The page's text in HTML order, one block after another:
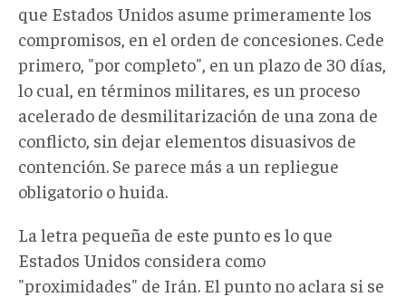
que Estados Unidos asume primeramente los
compromisos, en el orden de concesiones. Cede
primero, "por completo", en un plazo de 30 días,
lo cual, en términos militares, es un proceso
acelerado de desmilitarización de una zona de
conflicto, sin dejar elementos disuasivos de
contención. Se parece más a un repliegue
obligatorio o huida.
La letra pequeña de este punto es lo que
Estados Unidos considera como
"proximidades" de Irán. El punto no aclara si se